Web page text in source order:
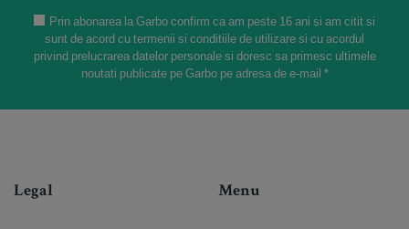
Prin abonarea la Garbo confirm ca am peste 16 ani si am citit si
sunt de acord cu termenii si conditiile de utilizare si cu acordul
privind prelucrarea datelor personale si doresc sa primesc ultimele
noutati publicate pe Garbo pe adresa de e-mail *
Legal Menu